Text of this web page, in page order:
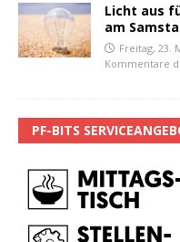
Licht aus
am
Freitag, 23.
Kommentare
PF-BITS